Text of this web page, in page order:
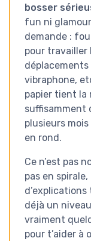
bosser
fun ni
demande :
pour travailler
déplacements
vibraphone,
papier tient la
suffisamment
plusieurs
en rond.
Ce n’est pas
pas en
déjà un
vraiment
pour t’aider à